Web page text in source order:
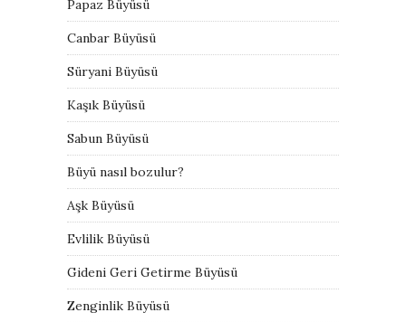
Papaz Büyüsü
Canbar Büyüsü
Süryani Büyüsü
Kaşık Büyüsü
Sabun Büyüsü
Büyü nasıl bozulur?
Aşk Büyüsü
Evlilik Büyüsü
Gideni Geri Getirme Büyüsü
Zenginlik Büyüsü